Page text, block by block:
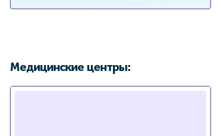
Медицинские центры: